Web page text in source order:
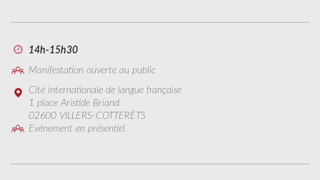
14h-15h30
Manifestation ouverte au public
Cité internationale de langue française
1 place Aristide Briand
02600 VILLERS-COTTERÊTS
Evénement en présentiel